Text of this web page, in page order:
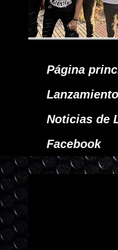
Página
Noticias de
Facebook